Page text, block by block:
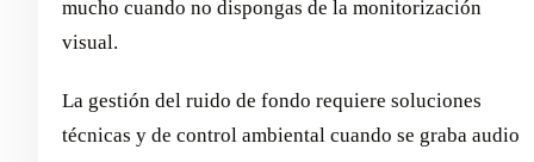
mucho cuando no dispongas de la monitorización
visual.
La gestión del ruido de fondo requiere soluciones
técnicas y de control ambiental cuando se graba audio